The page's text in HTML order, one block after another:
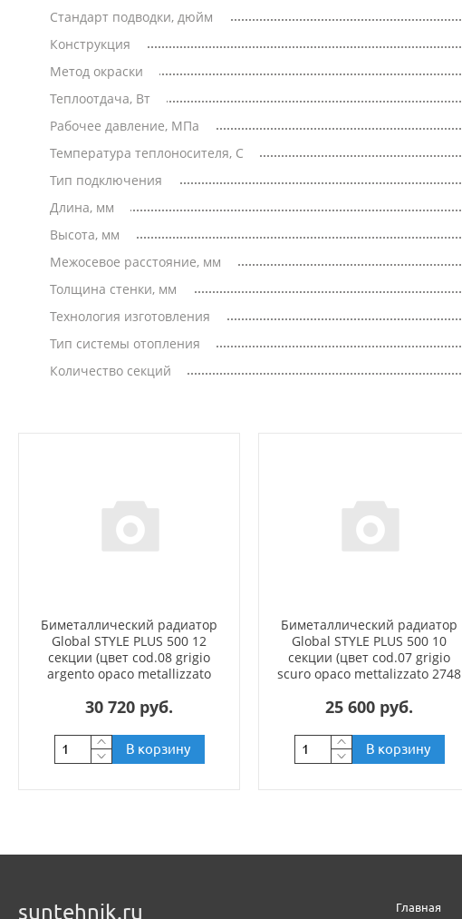
Стандарт подводки, дюйм
Конструкция
Метод окраски
Теплоотдача, Вт
Рабочее давление, МПа
Температура теплоносителя, С
Тип подключения
Длина, мм
Высота, мм
Межосевое расстояние, мм
Толщина стенки, мм
Технология изготовления
Тип системы отопления
Количество секций
Биметаллический радиатор
Global STYLE PLUS 500 12
секции (цвет cod.08 grigio
argento opaco metallizzato
30 720 руб.
В корзину
Биметаллический радиатор
Global STYLE PLUS 500 10
секции (цвет cod.07 grigio
scuro opaco mettalizzato 2748
25 600 руб.
В корзину
suntehnik.ru Главная